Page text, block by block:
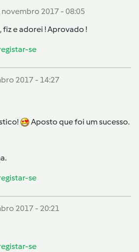
novembro 2017 - 08:05
fiz e adorei ! Aprovado !
se
2017 - 14:27
Aposto que foi um sucesso.
se
2017 - 20:21
se